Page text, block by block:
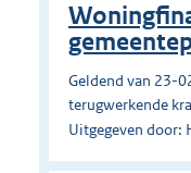
Geldend van 23-
terugwerkende
Uitgegeven door: